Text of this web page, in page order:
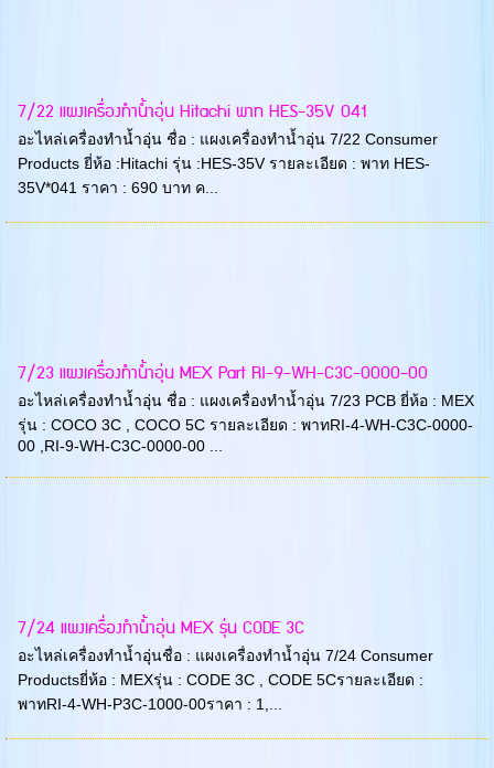
7/22 แผงเครื่องทำน้ำอุ่น Hitachi พาท HES-35V 041
อะไหล่เครื่องทำน้ำอุ่น ชื่อ : แผงเครื่องทำน้ำอุ่น 7/22 Consumer
Products ยี่ห้อ :Hitachi รุ่น :HES-35V รายละเอียด : พาท HES-
35V*041 ราคา : 690 บาท ค...
7/23 แผงเครื่องทำน้ำอุ่น MEX Part RI-9-WH-C3C-0000-00
อะไหล่เครื่องทำน้ำอุ่น ชื่อ : แผงเครื่องทำน้ำอุ่น 7/23 PCB ยี่ห้อ : MEX
รุ่น : COCO 3C , COCO 5C รายละเอียด : พาทRI-4-WH-C3C-0000-
00 ,RI-9-WH-C3C-0000-00 ...
7/24 แผงเครื่องทำน้ำอุ่น MEX รุ่น CODE 3C
อะไหล่เครื่องทำน้ำอุ่นชื่อ : แผงเครื่องทำน้ำอุ่น 7/24 Consumer
Productsยี่ห้อ : MEXรุ่น : CODE 3C , CODE 5Cรายละเอียด :
พาทRI-4-WH-P3C-1000-00ราคา : 1,...